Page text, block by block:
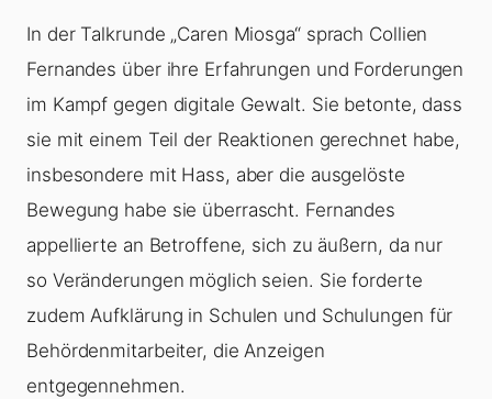
In der Talkrunde „Caren Miosga“ sprach Collien
Fernandes über ihre Erfahrungen und Forderungen
im Kampf gegen digitale Gewalt. Sie betonte, dass
sie mit einem Teil der Reaktionen gerechnet habe,
insbesondere mit Hass, aber die ausgelöste
Bewegung habe sie überrascht. Fernandes
appellierte an Betroffene, sich zu äußern, da nur
so Veränderungen möglich seien. Sie forderte
zudem Aufklärung in Schulen und Schulungen für
Behördenmitarbeiter, die Anzeigen
entgegennehmen.